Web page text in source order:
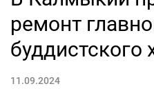
ремонт
буддистского
11.09.2024